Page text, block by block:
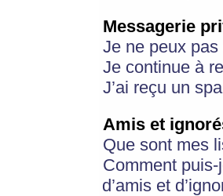
Messagerie
Je ne peux
Je continue à
J’ai reçu un
Amis et
Que sont mes
Comment
d’amis et